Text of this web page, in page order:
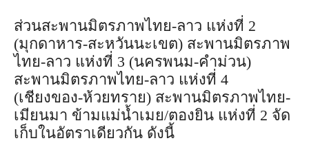
ส่วนสะพานมิตรภาพไทย-ลาว แห่งที่ 2
(มุกดาหาร-สะหวันนะเขต) สะพานมิตรภาพ
ไทย-ลาว แห่งที่ 3 (นครพนม-คำม่วน)
สะพานมิตรภาพไทย-ลาว แห่งที่ 4
(เชียงของ-ห้วยทราย) สะพานมิตรภาพไทย-
เมียนมา ข้ามแม่น้ำเมย/ตองยิน แห่งที่ 2 จัด
เก็บในอัตราเดียวกัน ดังนี้